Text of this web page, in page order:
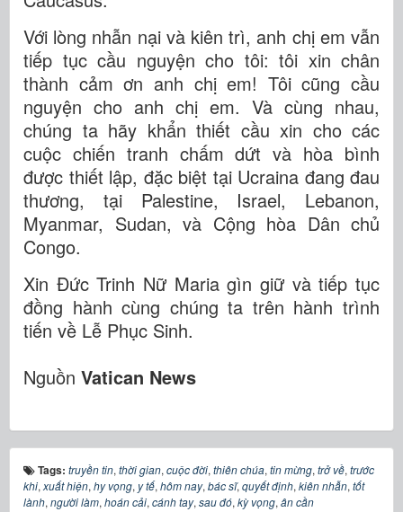
Với lòng nhẫn nại và kiên trì, anh chị em vẫn
tiếp tục cầu nguyện cho tôi: tôi xin chân
thành cảm ơn anh chị em! Tôi cũng cầu
nguyện cho anh chị em. Và cùng nhau,
chúng ta hãy khẩn thiết cầu xin cho các
cuộc chiến tranh chấm dứt và hòa bình
được thiết lập, đặc biệt tại Ucraina đang đau
thương, tại Palestine, Israel, Lebanon,
Myanmar, Sudan, và Cộng hòa Dân chủ
Congo.
Xin Đức Trinh Nữ Maria gìn giữ và tiếp tục
đồng hành cùng chúng ta trên hành trình
tiến về Lễ Phục Sinh.
Nguồn Vatican News
Tags: truyền tin, thời gian, cuộc đời, thiên chúa, tin mừng, trở về, trước
khi, xuất hiện, hy vọng, y tế, hôm nay, bác sĩ, quyết định, kiên nhẫn, tốt
lành, người làm, hoán cải, cánh tay, sau đó, kỳ vọng, ân cần